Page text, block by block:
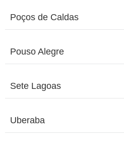
Poços de Caldas
Pouso Alegre
Sete Lagoas
Uberaba